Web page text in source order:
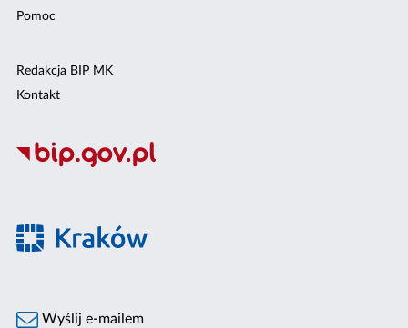
Pomoc
Redakcja BIP MK
Kontakt
Wyślij e-mailem